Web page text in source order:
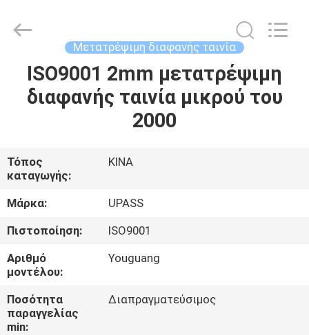
ΣΠΊΤΙ
ΒΊΝΤΕΟ
ΕΜΦΆΝΙΣΗ
VR
ΣΧΕΤΙΚΆ
ΜΕ
ΕΜΆΣ
Technology
(Shanghai)
Μετατρέψιμη διαφανής ταινία
ISO9001 2mm μετατρέψιμη
διαφανής ταινία μικρού του
2000
Τόπος
καταγωγής:
ΚΙΝΑ
Μάρκα:
UPASS
Πιστοποίηση:
ISO9001
Αριθμό
μοντέλου:
Youguang
Ποσότητα
παραγγελίας
min:
Διαπραγματεύσιμος